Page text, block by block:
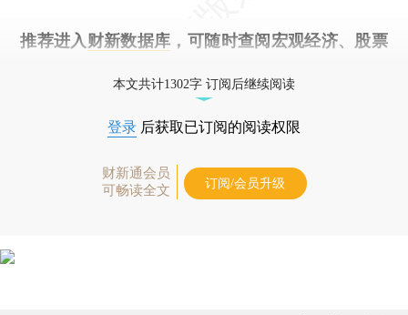
推荐进入 财新数据库 ，可随时查阅宏观经济、股票
本文共计1302字 订阅后继续阅读
登录 后获取已订阅的阅读权限
财新通会员
可畅读全文
订阅/会员升级